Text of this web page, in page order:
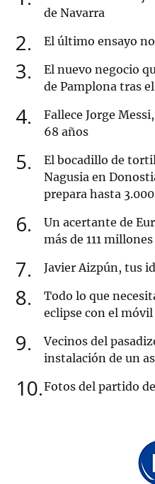
de Navarra
2 El último ensayo
3
El nuevo negocio
de Pamplona tras
4
Fallece Jorge
68 años
5
El bocadillo de
Nagusia en
prepara hasta
6
Un acertante de
más de 111
7 Javier Aizpún, tus
8
Todo lo que
eclipse con el móvil
9
Vecinos del
instalación de un
10 Fotos del partido